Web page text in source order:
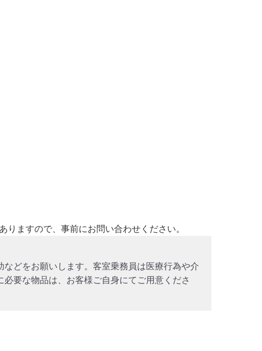
ますので、事前にお問い合わせください。
どをお願いします。客室乗務員は医療行為や介
要な物品は、お客様ご自身にてご用意くださ